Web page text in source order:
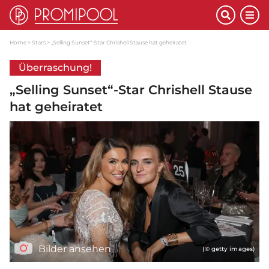
Home Stars „Selling Sunset“-Star Chrishell Stause hat geheiratet
Überraschung!
„Selling Sunset“-Star Chrishell Stause
hat geheiratet
Bilder ansehen (© getty images)